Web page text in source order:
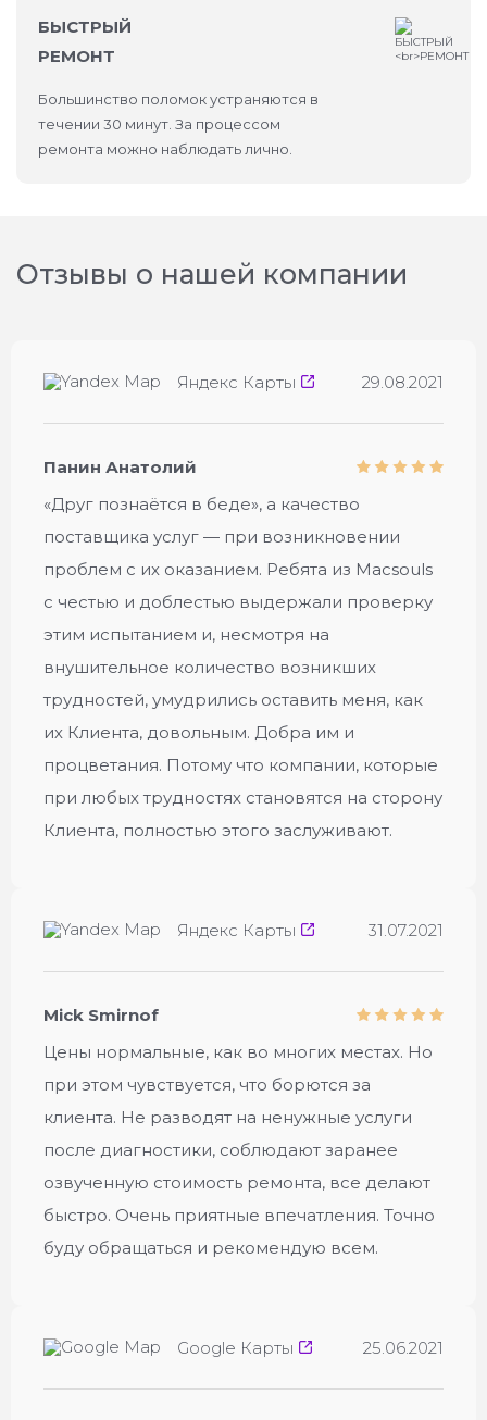
Срочный ремонт iPhone 13.
Бесплатную и оперативную диагностику.
Использование качественных запчастей
Преимущества нашего сервиса
Опытные мастера, знающие все
особенности модели.
Долгосрочная гарантия на все виды работ.
Честные цены без скрытых доплат.
Удобное расположение в Москве.
Если ваш iPhone 13 получил повреждения, не
откладывайте восстановление — доверьте его
профессионалам из MacSouls!
Замена дисплея экрана iPhone
Обмен iPhone на новый
Выкуп устройства iPhone
Замена разъема питания
БЫСТРЫЙ
РЕМОНТ
Большинство поломок устраняются в
течении 30 минут. За процессом
ремонта можно наблюдать лично.
Отзывы о нашей компании
Яндекс Карты 29.08.2021
Панин Анатолий
«Друг познаётся в беде», а качество
поставщика услуг — при возникновении
проблем с их оказанием. Ребята из Macsouls
с честью и доблестью выдержали проверку
этим испытанием и, несмотря на
внушительное количество возникших
трудностей, умудрились оставить меня, как
их Клиента, довольным. Добра им и
процветания. Потому что компании, которые
при любых трудностях становятся на сторону
Клиента, полностью этого заслуживают.
Яндекс Карты 31.07.2021
Mick Smirnof
Цены нормальные, как во многих местах. Но
при этом чувствуется, что борются за
клиента. Не разводят на ненужные услуги
после диагностики, соблюдают заранее
озвученную стоимость ремонта, все делают
быстро. Очень приятные впечатления. Точно
буду обращаться и рекомендую всем.
Google Карты 25.06.2021